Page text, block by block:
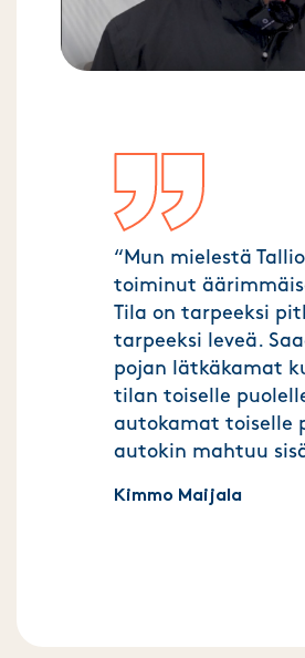
“Mun mielestä
toiminut
Tila on tarpeeksi
tarpeeksi leveä.
pojan lätkäkamat
tilan toiselle
autokamat toiselle
autokin mahtuu
Kimmo Maijala